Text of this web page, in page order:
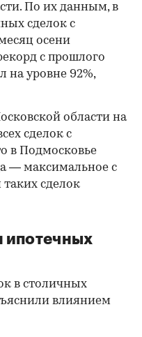
По их данным, в
сделок с
осени
с прошлого
на уровне 92%,
области на
сделок с
в Подмосковье
— максимальное с
таких сделок
ипотечных
в столичных
влиянием